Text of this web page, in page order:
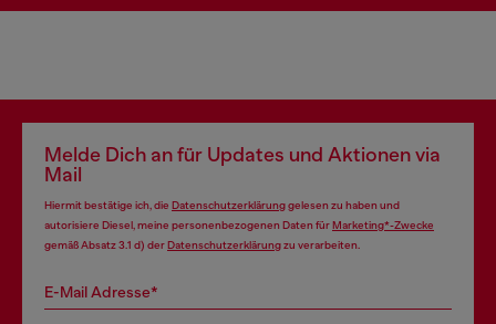
Melde Dich an für Updates und Aktionen via
Mail
Hiermit bestätige ich, die Datenschutzerklärunggelesen zu haben und
autorisiere Diesel, meine personenbezogenen Daten fürMarketing*-Zwecke
gemäß Absatz 3.1 d) derDatenschutzerklärungzu verarbeiten.
E-Mail Adresse*